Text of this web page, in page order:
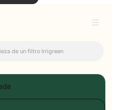
de un filtro Irrigreen